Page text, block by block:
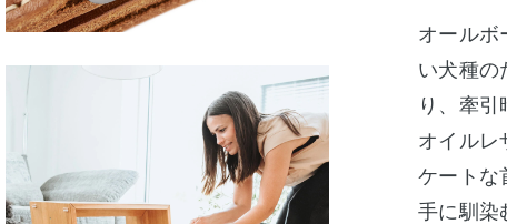
オールボ
い犬種の
り、牽引
オイルレ
ケートな
手に馴染